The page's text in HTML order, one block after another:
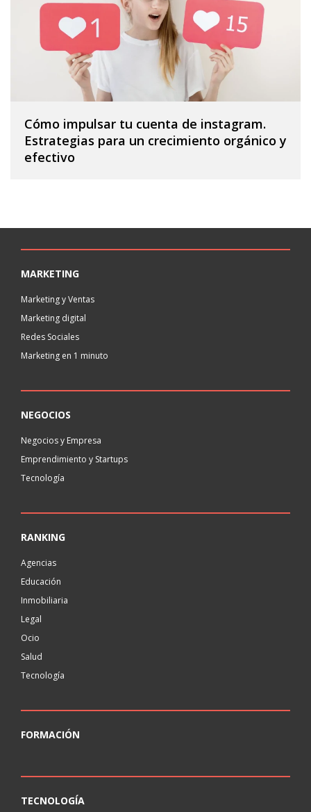
Cómo impulsar tu cuenta de instagram.
Estrategias para un crecimiento orgánico y
efectivo
MARKETING
Marketing y Ventas
Marketing digital
Redes Sociales
Marketing en 1 minuto
NEGOCIOS
Negocios y Empresa
Emprendimiento y Startups
Tecnología
RANKING
Agencias
Educación
Inmobiliaria
Legal
Ocio
Salud
Tecnología
FORMACIÓN
TECNOLOGÍA